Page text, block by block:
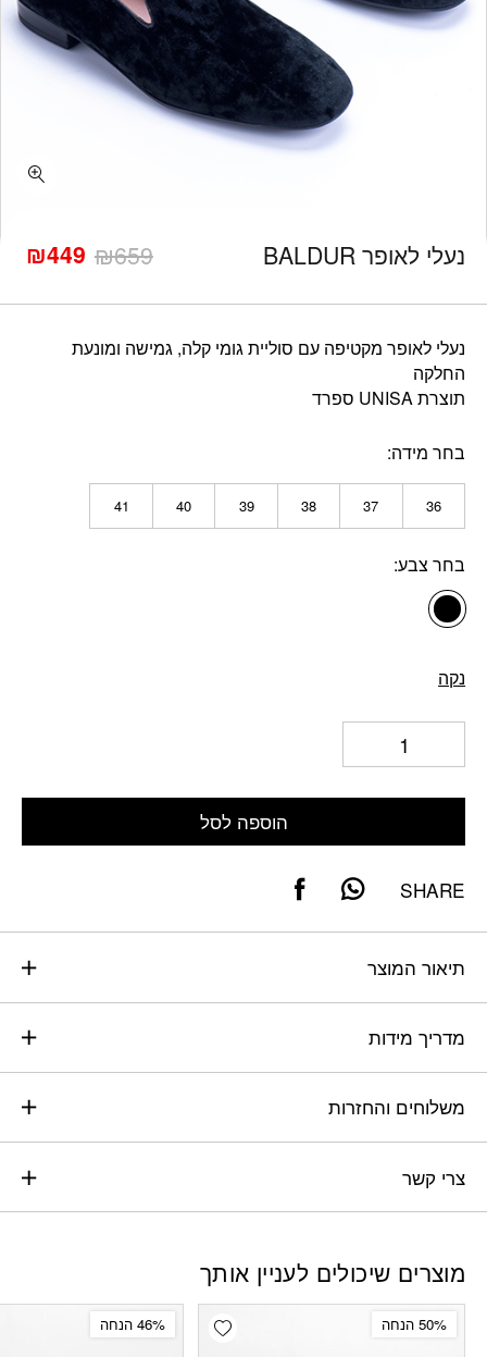
נעלי לאופר BALDUR ₪659
המחיר
המקורי
₪659.
₪449 המחיר
הנוכחי
₪449.
נעלי לאופר מקטיפה עם סוליית גומי קלה, גמישה ומונעת
החלקה
תוצרת UNISA ספרד
בחר מידה
36
37
38
39
40
41
בחר צבע
נקה
הוספה לסל
SHARE
תיאור המוצר
מדריך מידות
משלוחים והחזרות
צרי קשר
מוצרים שיכולים לעניין אותך
Add wishlist 50% הנחה 46% הנחה